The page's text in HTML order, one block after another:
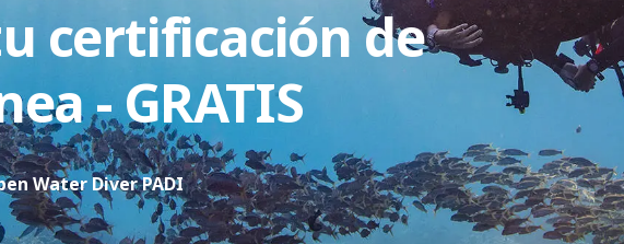
certificación de
- GRATIS
Water Diver PADI